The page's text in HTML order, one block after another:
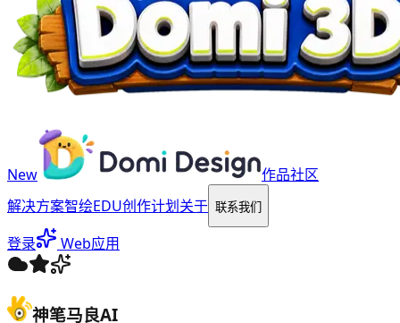
New
作品社区
解决方案智绘EDU创作计划关于 联系我们
登录 Web应用
神笔马良AI